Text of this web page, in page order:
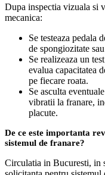
Dupa inspectia vizuala si
mecanica:
Se testeaza pedala
de spongiozitate
Se realizeaza un
evalua capacitatea
pe fiecare roata.
Se asculta
vibratii la franare,
placute.
De ce este importanta
sistemul de franare?
Circulatia in Bucuresti, in